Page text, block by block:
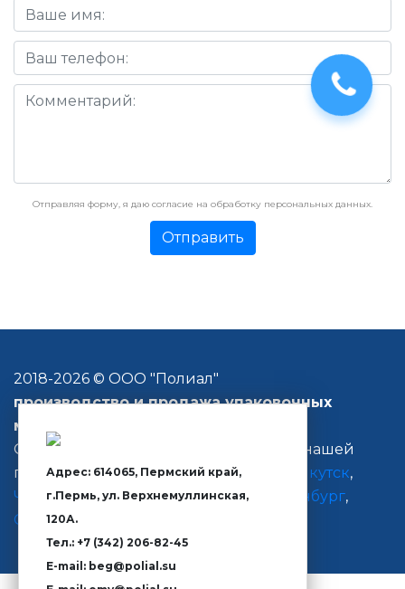
Отправляя форму, я даю согласие на обработку персональных данных.
Адрес: 614065, Пермский край,
г.Пермь, ул. Верхнемуллинская,
120А.
Тел.: +7 (342) 206-82-45
E-mail: beg@polial.su
2018-2026 © ООО "Полиал"
производство и продажаупаковочных
материалов
Организована оперативная доставка нашей
продукции вЕкатеринбург,Ижевск Якутск,
Челябинск,Красноярск,Тюмень Оренбург,
Санкт-Петербург